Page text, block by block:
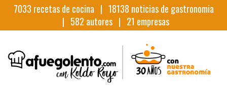
7033 recetas de cocina | 18138 noticias de gastronomia
| 582 autores | 21 empresas